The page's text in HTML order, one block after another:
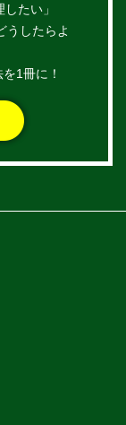
たい」
うしたらよ
1冊に！